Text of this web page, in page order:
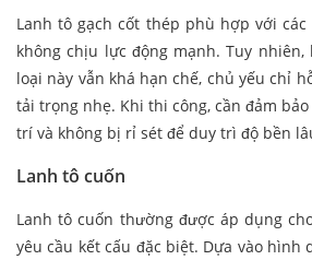
Lanh tô gạch cốt thép phù hợp với
không chịu lực động mạnh. Tuy
loại này vẫn khá hạn chế, chủ yếu chỉ
tải trọng nhẹ. Khi thi công, cần đảm
trí và không bị rỉ sét để duy trì độ bền
Lanh tô cuốn
Lanh tô cuốn thường được áp dụng
yêu cầu kết cấu đặc biệt. Dựa vào hình